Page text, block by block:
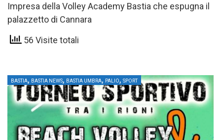
Impresa della Volley Academy Bastia che espugna il
palazzetto di Cannara
56 Visite totali
BASTIA, BASTIA NEWS, BASTIA UMBRA, PALIO, SPORT